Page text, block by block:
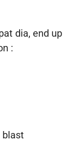
dia, end up
:
blast